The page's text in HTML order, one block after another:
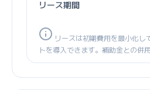
リース期間
リースは初期費用を最小化し
トを導入できます。補助金との併